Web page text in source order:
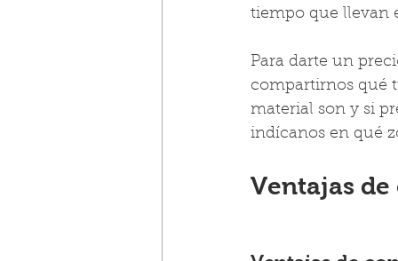
tiempo que llevan
Para darte un
compartirnos qué
material son y si
indícanos en qué
Ventajas